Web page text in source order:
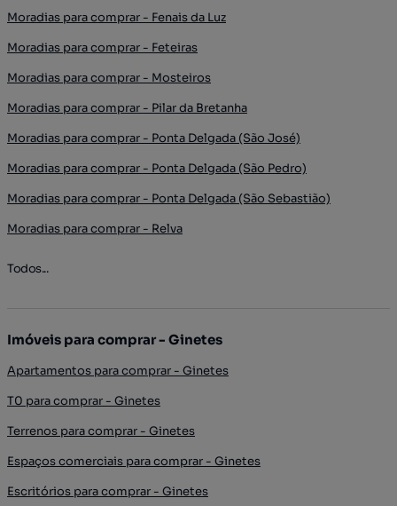
Moradias para comprar - Fenais da Luz
Moradias para comprar - Feteiras
Moradias para comprar - Mosteiros
Moradias para comprar - Pilar da Bretanha
Moradias para comprar - Ponta Delgada (São José)
Moradias para comprar - Ponta Delgada (São Pedro)
Moradias para comprar - Ponta Delgada (São Sebastião)
Moradias para comprar - Relva
Todos...
Imóveis para comprar - Ginetes
Apartamentos para comprar - Ginetes
T0 para comprar - Ginetes
Terrenos para comprar - Ginetes
Espaços comerciais para comprar - Ginetes
Escritórios para comprar - Ginetes